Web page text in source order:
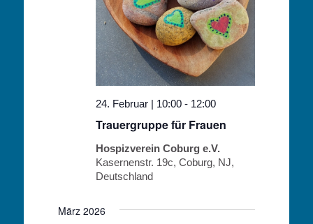
Trauergruppe für Frauen
24. Februar | 10:00 - 12:00
Hospizverein Coburg e.V.
Kasernenstr. 19c, Coburg, NJ,
Deutschland
März 2026